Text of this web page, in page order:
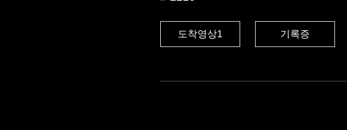
도착영상1 기록증